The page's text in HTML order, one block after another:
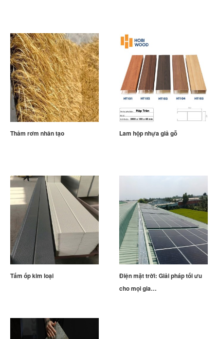
Thảm rơm nhân tạo Lam hộp nhựa giả gỗ
Tấm ốp kim loại
Điện mặt trời​: Giải pháp tối ưu
cho mọi gia…